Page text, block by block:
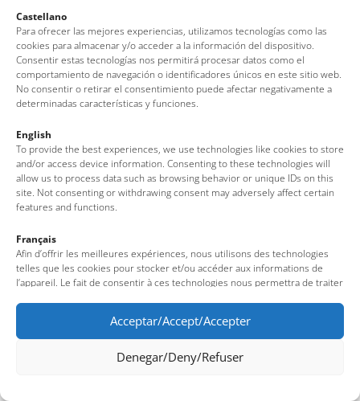
Castellano
Para ofrecer las mejores experiencias, utilizamos tecnologías como las
cookies para almacenar y/o acceder a la información del dispositivo.
Consentir estas tecnologías nos permitirá procesar datos como el
comportamiento de navegación o identificadores únicos en este sitio web.
No consentir o retirar el consentimiento puede afectar negativamente a
determinadas características y funciones.
English
To provide the best experiences, we use technologies like cookies to store
and/or access device information. Consenting to these technologies will
allow us to process data such as browsing behavior or unique IDs on this
site. Not consenting or withdrawing consent may adversely affect certain
features and functions.
Français
Afin d’offrir les meilleures expériences, nous utilisons des technologies
telles que les cookies pour stocker et/ou accéder aux informations de
l’appareil. Le fait de consentir à ces technologies nous permettra de traiter
uniques sur ce site. Le fait de ne pas consentir ou de retirer son
consentement peut avoir un effet négatif sur certaines fonctionnalités et
caractéristiques du site.
Acceptar/Accept/Accepter
Denegar/Deny/Refuser
Nota legal